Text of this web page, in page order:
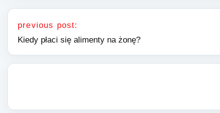
Nawigacja wpisu
previous post:
Kiedy płaci się alimenty na żonę?